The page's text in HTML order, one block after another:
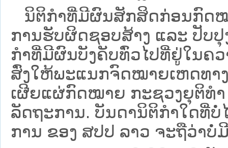
ນິ​ຕິ​ກຳ​ທີ່​ມີ​ຜົນ​ສັກ​ສິດ​ກ່ອນ​ກົດ​ໝ
ການ​ຮັບ​ຜິດ​ຊອບ​ສ້າງ ແລະ ປັບ​
ກໍາທີ່ມີຜົນບັງຄັບທົ່ວໄປທີ່ຢູ່ໃນຄ
ສົ່ງໃຫ້​ພະແນກຈົດ​ໝາຍ​ເຫດ​ທາ
ເຜີຍແຜ່ກົດໝາຍ ກະຊວງຍຸຕິທໍ
ລັດຖະການ. ບັນ​ດາ​ນິ​ຕິ​ກຳ​ໃດ​ທີ່
ການ ຂອງ ສປ​ປ ລາວ ​ຈະຖື​ວ່າ